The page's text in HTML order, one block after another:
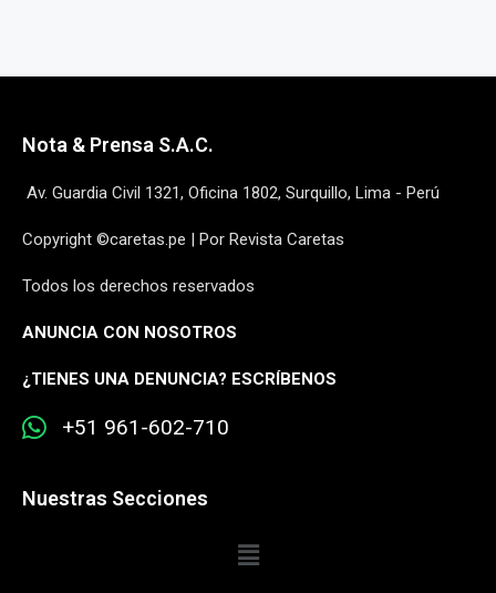
Nota & Prensa S.A.C.
Av. Guardia Civil 1321, Oficina 1802, Surquillo, Lima - Perú
Copyright ©caretas.pe | Por Revista Caretas
Todos los derechos reservados
ANUNCIA CON NOSOTROS
¿TIENES UNA DENUNCIA? ESCRÍBENOS
+51 961-602-710
Nuestras Secciones